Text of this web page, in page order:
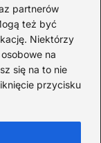
partnerów
też być
Niektórzy
na
się na to nie
przycisku
o
o